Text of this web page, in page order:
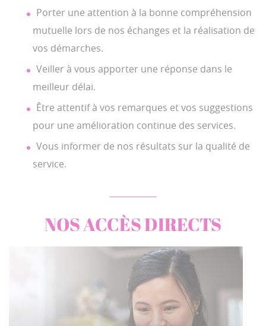
Porter une attention à la bonne compréhension
mutuelle lors de nos échanges et la réalisation de
vos démarches.
Veiller à vous apporter une réponse dans le
meilleur délai.
Être attentif à vos remarques et vos suggestions
pour une amélioration continue des services.
Vous informer de nos résultats sur la qualité de
service.
NOS ACCÈS DIRECTS